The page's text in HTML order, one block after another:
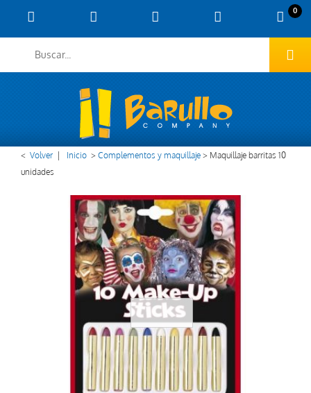
0
< Volver Inicio >Complementos y maquillaje> Maquillaje barritas 10
unidades